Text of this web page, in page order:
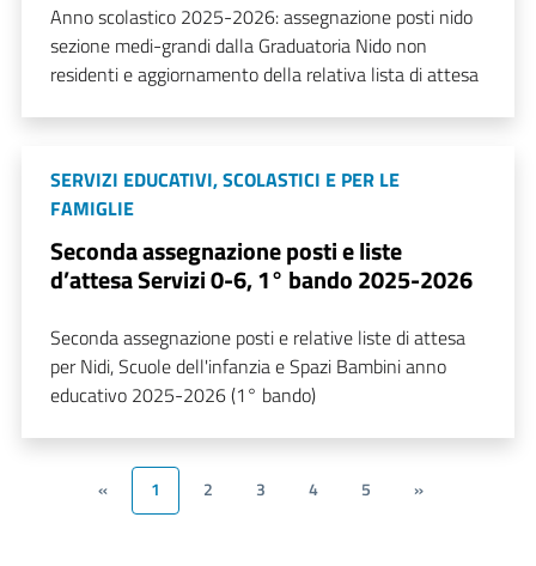
Anno scolastico 2025-2026: assegnazione posti nido
sezione medi-grandi dalla Graduatoria Nido non
residenti e aggiornamento della relativa lista di attesa
SERVIZI EDUCATIVI, SCOLASTICI E PER LE
FAMIGLIE
Seconda assegnazione posti e liste
d’attesa Servizi 0-6, 1° bando 2025-2026
Seconda assegnazione posti e relative liste di attesa
per Nidi, Scuole dell'infanzia e Spazi Bambini anno
educativo 2025-2026 (1° bando)
« 1 2 3 4 5 »